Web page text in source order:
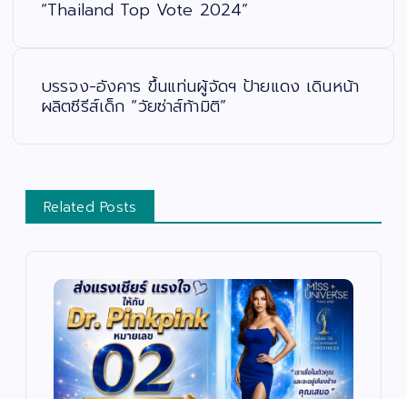
“Thailand Top Vote 2024”
บรรจง-อังคาร ขึ้นแท่นผู้จัดฯ ป้ายแดง เดินหน้า
ผลิตซีรีส์เด็ก “วัยซ่าส์ท้ามิติ”
Related Posts